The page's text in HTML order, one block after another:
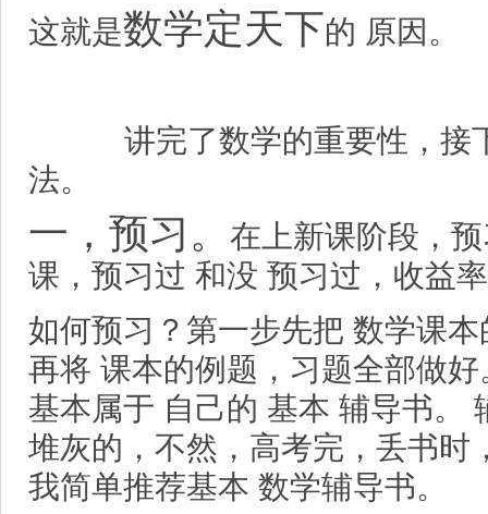
这就是数学定天下的 原因。
讲完了数学的重要性，接下
法。
一，预习。
在上新课阶段，
课，预习过 和没 预习过，收益
如何预习？第一步先把 数学课
再将 课本的例题，习题全部做
基本属于 自己的 基本 辅导书。
堆灰的，不然，高考完，丢书时
我简单推荐基本 数学辅导书。